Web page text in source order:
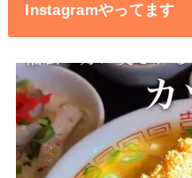
Instagramやってます